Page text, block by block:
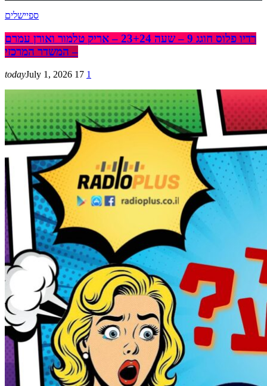
ספיישלים
רדיו פלוס חוגג 9 – שעה 23+24 – אריק טלמור ואורן עמרם
– המשדר המרכזי
todayJuly 1, 2026 17 1